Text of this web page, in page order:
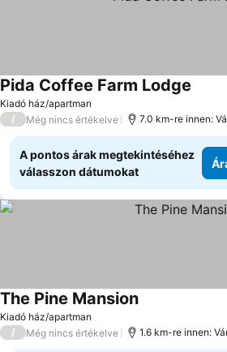
Kiadó ház/apartman
Pida Coffee Farm Lodge
/ Még nincs értékelve 7.0 km-re innen:
A pontos árak megtekintéséhez
válasszon dátumokat
Kiadó ház/apartman
The Pine Mansion
/ Még nincs értékelve 1.6 km-re innen: